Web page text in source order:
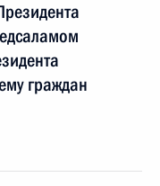
граждан